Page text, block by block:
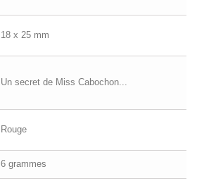
18 x 25 mm
Un secret de Miss Cabochon...
Rouge
6 grammes